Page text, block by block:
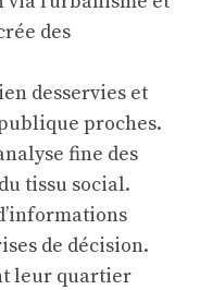
des
desservies et
proches.
fine des
tissu social.
de décision.
leur quartier